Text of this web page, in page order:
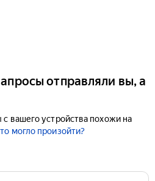
отправляли вы, а
вашего устройства похожи на
могло произойти?